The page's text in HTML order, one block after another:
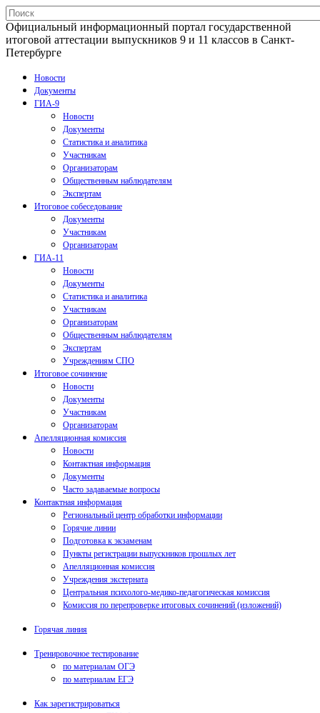
Официальный информационный портал государственной
итоговой аттестации выпускников 9 и 11 классов в Санкт-
Петербурге
Новости
Документы
ГИА-9
Новости
Документы
Статистика и аналитика
Участникам
Организаторам
Общественным наблюдателям
Экспертам
Итоговое собеседование
Документы
Участникам
Организаторам
ГИА-11
Новости
Документы
Статистика и аналитика
Участникам
Организаторам
Общественным наблюдателям
Экспертам
Учреждениям СПО
Итоговое сочинение
Новости
Документы
Участникам
Организаторам
Апелляционная комиссия
Новости
Контактная информация
Документы
Часто задаваемые вопросы
Контактная информация
Региональный центр обработки информации
Горячие линии
Подготовка к экзаменам
Пункты регистрации выпускников прошлых лет
Апелляционная комиссия
Учреждения экстерната
Центральная психолого-медико-педагогическая комиссия
Комиссия по перепроверке итоговых сочинений (изложений)
Горячая линия
Тренировочное тестирование
по материалам ОГЭ
по материалам ЕГЭ
Как зарегистрироваться